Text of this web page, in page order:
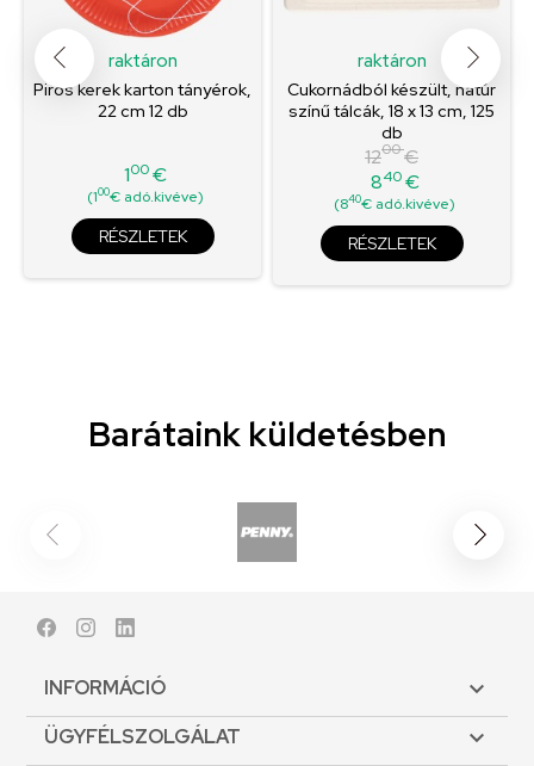
raktáron
Piros kerek karton tányérok,
22 cm 12 db
Ár
100€
(100€ adó.kivéve)
RÉSZLETEK
raktáron
Cukornádból készült, natúr
színű tálcák, 18 x 13 cm, 125
db
Normál
ár
1200€
Ár
840€
(840€ adó.kivéve)
RÉSZLETEK
Barátaink küldetésben
FacebookInstagram
INFORMÁCIÓ 
ÜGYFÉLSZOLGÁLAT 